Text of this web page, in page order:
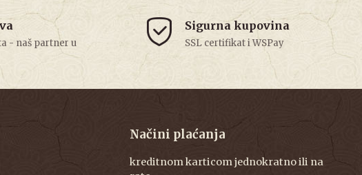
- naš partner u
Sigurna kupovina
SSL certifikat i WSPay
Načini plaćanja
kreditnom karticom jednokratno ili na